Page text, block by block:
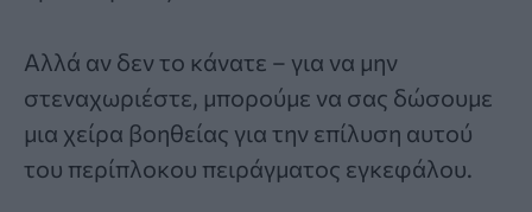
Αλλά αν δεν το κάνατε – για να μην
στεναχωριέστε, μπορούμε να σας δώσουμε
μια χείρα βοηθείας για την επίλυση αυτού
του περίπλοκου πειράγματος εγκεφάλου.